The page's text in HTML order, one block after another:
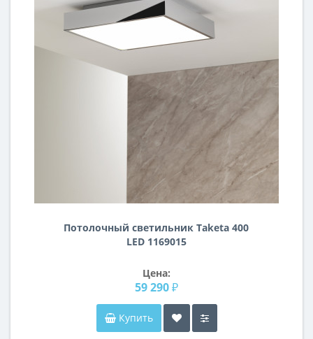
Потолочный светильник Taketa 400
LED 1169015
Цена:
59 290 ₽
Купить